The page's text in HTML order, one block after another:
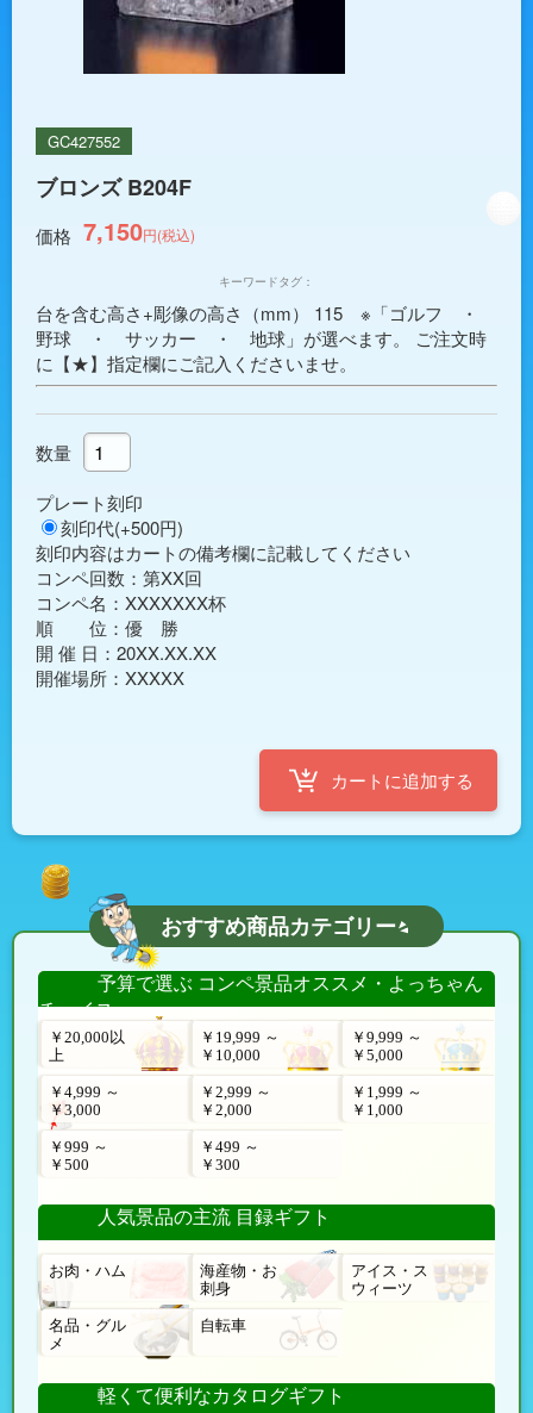
GC427552
ブロンズ B204F
価格 7,150円(税込)
キーワードタグ：
台を含む高さ+彫像の高さ（mm） 115 ※「ゴルフ ・
野球 ・ サッカー ・ 地球」が選べます。 ご注文時
に【★】指定欄にご記入くださいませ。
数量
プレート刻印
刻印代(+500円)
刻印内容はカートの備考欄に記載してください
コンペ回数：第XX回
コンペ名：XXXXXXX杯
順　　位：優　勝
開 催 日：20XX.XX.XX
おすすめ商品カテゴリー
予算で選ぶ コンペ景品オススメ・よっちゃん
チョイス
￥20,000以
上
￥19,999 ～
￥10,000
￥9,999 ～
￥5,000
￥4,999 ～
￥3,000
￥2,999 ～
￥2,000
￥1,999 ～
￥1,000
￥999 ～
￥500
￥499 ～
￥300
人気景品の主流 目録ギフト
お肉・ハム
海産物・お
刺身
アイス・ス
ウィーツ
名品・グル
メ
自転車
軽くて便利なカタログギフト